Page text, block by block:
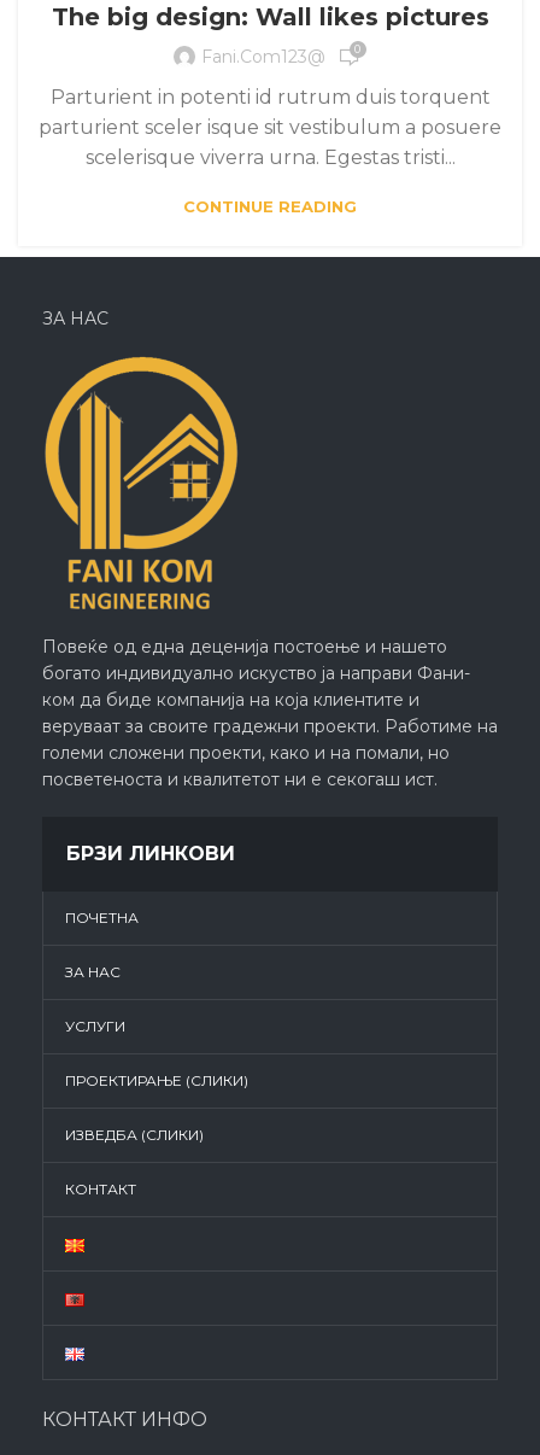
The big design: Wall likes pictures
Fani.com123@ 0
Parturient in potenti id rutrum duis torquent
parturient sceler isque sit vestibulum a posuere
scelerisque viverra urna. Egestas tristi...
CONTINUE READING
ЗА НАС
Повеќе од една деценија постоење и нашето
богато индивидуално искуство ја направи Фани-
ком да биде компанија на која клиентите и
веруваат за своите градежни проекти. Работиме на
големи сложени проекти, како и на помали, но
посветеноста и квалитетот ни е секогаш ист.
БРЗИ ЛИНКОВИ
ПОЧЕТНА
ЗА НАС
УСЛУГИ
ПРОЕКТИРАЊЕ (СЛИКИ)
ИЗВЕДБА (СЛИКИ)
КОНТАКТ
КОНТАКТ ИНФО